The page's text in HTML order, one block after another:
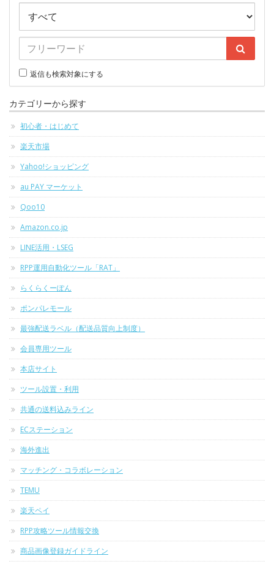
返信も検索対象にする
カテゴリーから探す
初心者・はじめて
楽天市場
Yahoo!ショッピング
au PAY マーケット
Qoo10
Amazon.co.jp
LINE活用・LSEG
RPP運用自動化ツール「RAT」
らくらくーぽん
ポンパレモール
最強配送ラベル（配送品質向上制度）
会員専用ツール
本店サイト
ツール設置・利用
共通の送料込みライン
ECステーション
海外進出
マッチング・コラボレーション
TEMU
楽天ペイ
RPP攻略ツール情報交換
商品画像登録ガイドライン